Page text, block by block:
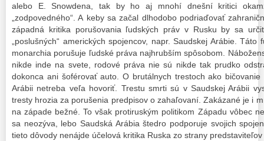
alebo E. Snowdena, tak by ho aj mnohí dnešní kritici
„zodpovedného“. A keby sa začal dlhodobo podriaďovať
západná kritika porušovania ľudských práv v Rusku by sa
„poslušných“ amerických spojencov, napr. Saudskej Arábie. Táto
monarchia porušuje ľudské práva najhrubším spôsobom.
nikde inde na svete, rodové práva nie sú nikde tak prudko
dokonca ani šoférovať auto. O brutálnych trestoch ako
Arábii netreba veľa hovoriť. Trestu smrti sú v Saudskej Arábii
tresty hrozia za porušenia predpisov o zahaľovaní. Zakázané je i
na západe bežné. To však protiruským politikom Západu vôbec
sa neozýva, lebo Saudská Arábia štedro podporuje svojich
tieto dôvody nenájde účelová kritika Ruska zo strany